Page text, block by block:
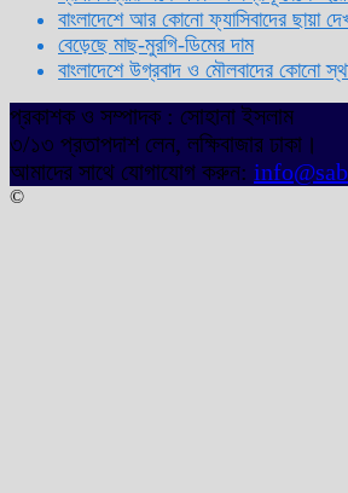
বাংলাদেশে আর কোনো ফ্যাসিবাদের ছায়া
বেড়েছে মাছ-মুরগি-ডিমের দাম
বাংলাদেশে উগ্রবাদ ও মৌলবাদের কোনো
প্রকাশক ও সম্পাদক : সোহানা ইসলাম
৩/১৩ প্রতাপদাশ লেন, লক্ষিবাজার ঢাকা।
আমাদের সাথে যোগাযোগ করুন:
©